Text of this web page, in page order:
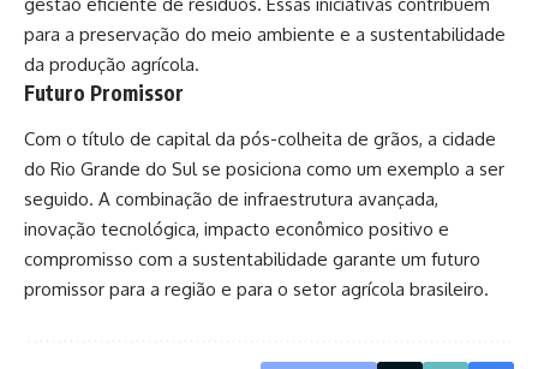
para a preservação do meio ambiente e a sustentabilidade
da produção agrícola.
Futuro Promissor
Com o título de capital da pós-colheita de grãos, a cidade
do Rio Grande do Sul se posiciona como um exemplo a ser
seguido. A combinação de infraestrutura avançada,
inovação tecnológica, impacto econômico positivo e
compromisso com a sustentabilidade garante um futuro
promissor para a região e para o setor agrícola brasileiro.